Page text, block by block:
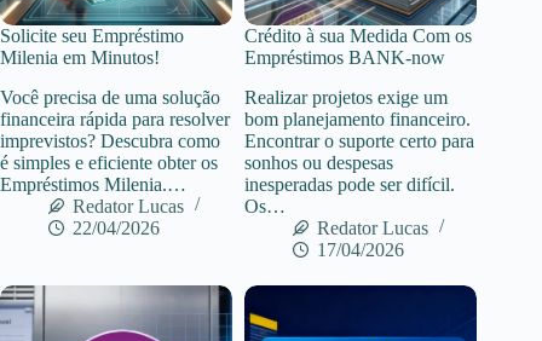
Solicite seu Empréstimo
Milenia em Minutos!
Você precisa de uma solução
financeira rápida para resolver
imprevistos? Descubra como
é simples e eficiente obter os
Empréstimos Milenia.…
Redator Lucas
22/04/2026
Crédito à sua Medida Com os
Empréstimos BANK-now
Realizar projetos exige um
bom planejamento financeiro.
Encontrar o suporte certo para
sonhos ou despesas
inesperadas pode ser difícil.
Os…
Redator Lucas
17/04/2026